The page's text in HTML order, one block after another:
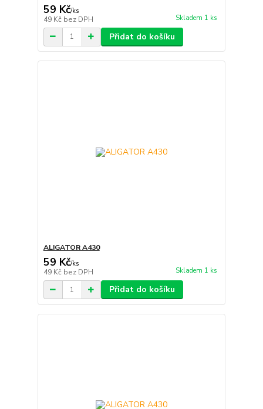
59 Kč/ks
49 Kč bez DPH Skladem 1 ks
Přidat do košíku
ALIGATOR A430
59 Kč/ks
49 Kč bez DPH Skladem 1 ks
Přidat do košíku